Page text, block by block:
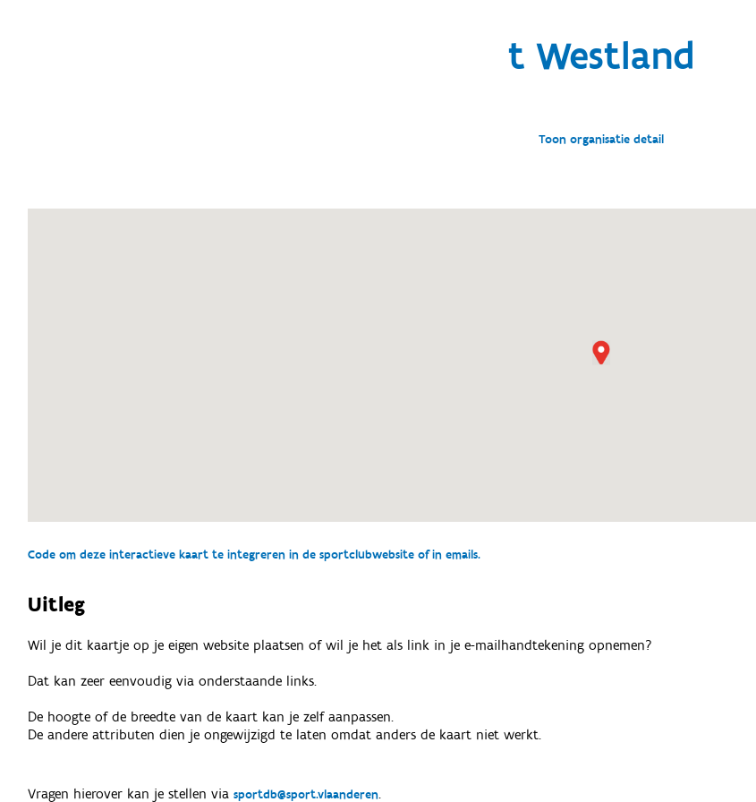
t Westland
Toon organisatie detail
Code om deze interactieve kaart te integreren in de sportclubwebsite of in emails.
Uitleg
Wil je dit kaartje op je eigen website plaatsen of wil je het als link in je e-mailhandtekening opnemen?
Dat kan zeer eenvoudig via onderstaande links.
De hoogte of de breedte van de kaart kan je zelf aanpassen.
De andere attributen dien je ongewijzigd te laten omdat anders de kaart niet werkt.
Vragen hierover kan je stellen viasportdb@sport.vlaanderen.